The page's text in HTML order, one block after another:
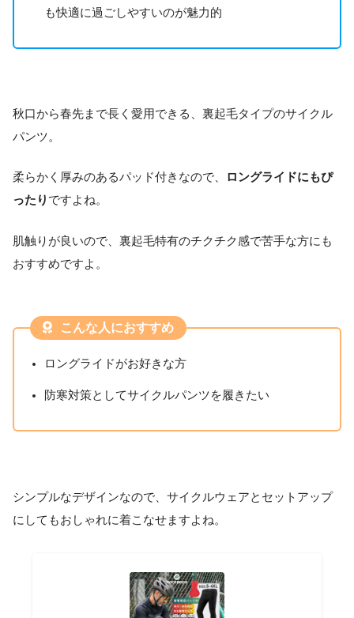
も快適に過ごしやすいのが魅力的
秋口から春先まで長く愛用できる、裏起毛タイプのサイクル
パンツ。
柔らかく厚みのあるパッド付きなので、
ロングライドにもぴ
ったり ですよね。
肌触りが良いので、裏起毛特有のチクチク感で苦手な方にも
おすすめですよ。
こんな人におすすめ
ロングライドがお好きな方
防寒対策としてサイクルパンツを履きたい
シンプルなデザインなので、サイクルウェアとセットアップ
にしてもおしゃれに着こなせますよね。